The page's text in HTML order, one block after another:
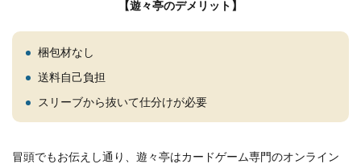
【遊々亭のデメリット】
梱包材なし
送料自己負担
スリーブから抜いて仕分けが必要
冒頭でもお伝えし通り、遊々亭はカードゲーム専門のオンライン